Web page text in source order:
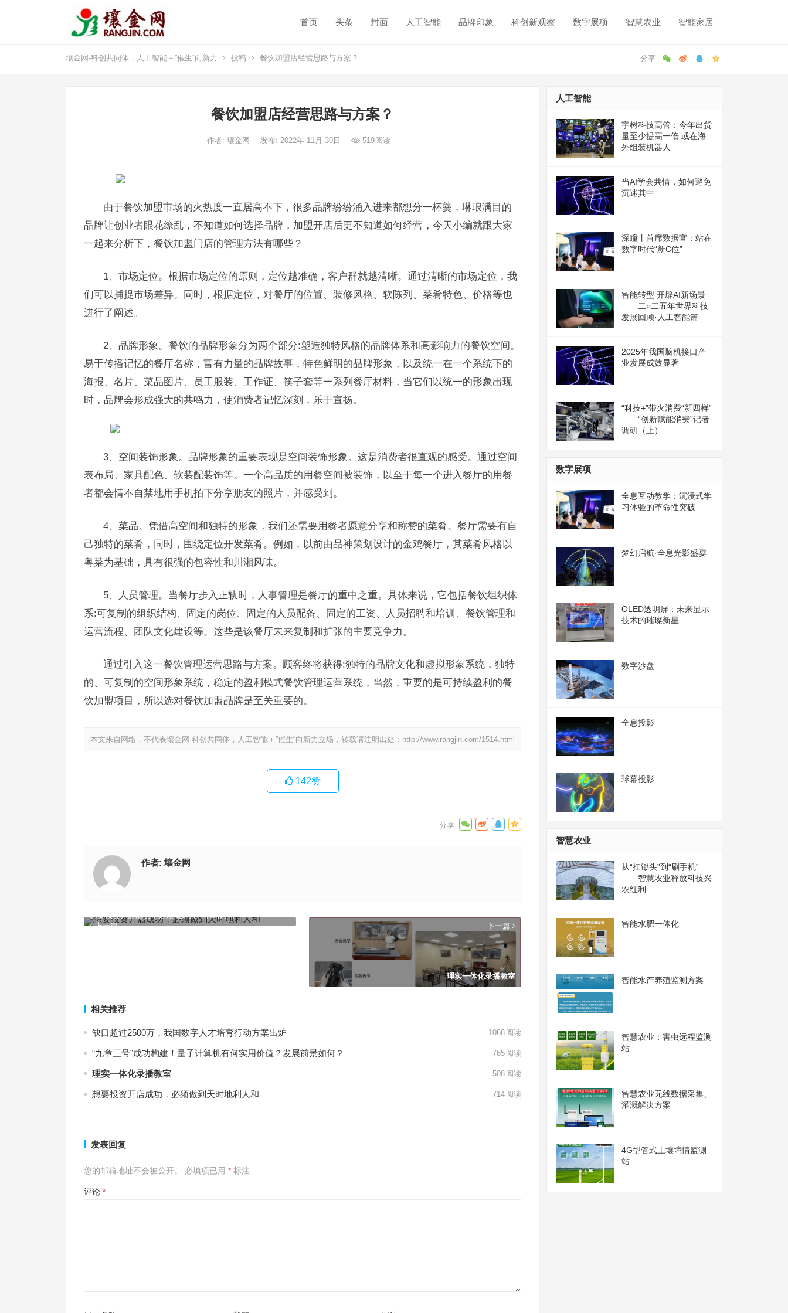
首页 头条 封面 人工智能 品牌印象 科创新观察 数字展项 智慧农业 智能家居
壤金网-科创共同体，人工智能＋”催生“向新力 投稿 餐饮加盟店经营思路与方案？
餐饮加盟店经营思路与方案？
作者: 壤金网 发布: 2022年 11月 30日 519阅读
由于餐饮加盟市场的火热度一直居高不下，很多品牌纷纷涌入进来都想分一杯羹，琳琅满目的
品牌让创业者眼花缭乱，不知道如何选择品牌，加盟开店后更不知道如何经营，今天小编就跟大家
一起来分析下，餐饮加盟门店的管理方法有哪些？
1、市场定位。根据市场定位的原则，定位越准确，客户群就越清晰。通过清晰的市场定位，我
们可以捕捉市场差异。同时，根据定位，对餐厅的位置、装修风格、软陈列、菜肴特色、价格等也
进行了阐述。
2、品牌形象。餐饮的品牌形象分为两个部分:塑造独特风格的品牌体系和高影响力的餐饮空间。
易于传播记忆的餐厅名称，富有力量的品牌故事，特色鲜明的品牌形象，以及统一在一个系统下的
海报、名片、菜品图片、员工服装、工作证、筷子套等一系列餐厅材料，当它们以统一的形象出现
时，品牌会形成强大的共鸣力，使消费者记忆深刻，乐于宣扬。
3、空间装饰形象。品牌形象的重要表现是空间装饰形象。这是消费者很直观的感受。通过空间
表布局、家具配色、软装配装饰等。一个高品质的用餐空间被装饰，以至于每一个进入餐厅的用餐
者都会情不自禁地用手机拍下分享朋友的照片，并感受到。
4、菜品。凭借高空间和独特的形象，我们还需要用餐者愿意分享和称赞的菜肴。餐厅需要有自
己独特的菜肴，同时，围绕定位开发菜肴。例如，以前由品神策划设计的金鸡餐厅，其菜肴风格以
粤菜为基础，具有很强的包容性和川湘风味。
5、人员管理。当餐厅步入正轨时，人事管理是餐厅的重中之重。具体来说，它包括餐饮组织体
系:可复制的组织结构、固定的岗位、固定的人员配备、固定的工资、人员招聘和培训、餐饮管理和
运营流程、团队文化建设等。这些是该餐厅未来复制和扩张的主要竞争力。
通过引入这一餐饮管理运营思路与方案。顾客终将获得:独特的品牌文化和虚拟形象系统，独特
的、可复制的空间形象系统，稳定的盈利模式餐饮管理运营系统，当然，重要的是可持续盈利的餐
饮加盟项目，所以选对餐饮加盟品牌是至关重要的。
本文来自网络，不代表壤金网-科创共同体，人工智能＋”催生“向新力立场，转载请注明出处： http://www.rangjin.com/1514.html
142赞
作者: 壤金网
上一篇
想要投资开店成功，必须做到天时地利人和
下一篇
理实一体化录播教室
相关推荐
缺口超过2500万，我国数字人才培育行动方案出炉 1068 阅读
“九章三号”成功构建！量子计算机有何实用价值？发展前景如何？ 765 阅读
理实一体化录播教室 508 阅读
想要投资开店成功，必须做到天时地利人和 714 阅读
发表回复
您的邮箱地址不会被公开。 必填项已用 * 标注
评论 *
人工智能
宇树科技高管：今年出货
量至少提高一倍 或在海
外组装机器人
当AI学会共情，如何避免
沉迷其中
深瞳丨首席数据官：站在
数字时代“新C位”
智能转型 开辟AI新场景
——二○二五年世界科技
发展回顾·人工智能篇
2025年我国脑机接口产
业发展成效显著
“科技+”带火消费“新四样”
——“创新赋能消费”记者
调研（上）
数字展项
全息互动教学：沉浸式学
习体验的革命性突破
梦幻启航·全息光影盛宴
OLED透明屏：未来显示
技术的璀璨新星
数字沙盘
全息投影
球幕投影
智慧农业
从“扛锄头”到“刷手机”
——智慧农业释放科技兴
农红利
智能水肥一体化
智能水产养殖监测方案
智慧农业：害虫远程监测
站
智慧农业无线数据采集、
灌溉解决方案
4G型管式土壤墒情监测
站